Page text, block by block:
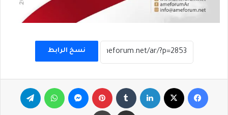
نسخ الرابط
فيسبوك لينكدإن بينتيريست ماسنجر واتساب تيلقرام
مشاركة عبر البريد طباعة